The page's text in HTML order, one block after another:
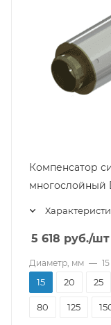
Компенсатор
многослойный
5 618 руб./шт
Диаметр, мм — 15
15 20 25
80 125